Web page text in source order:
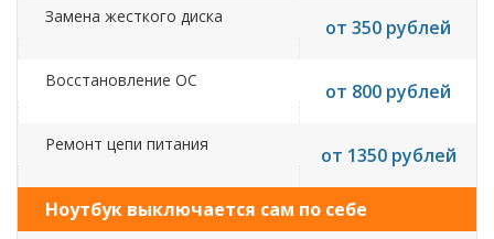
Замена жесткого диска от 350 рублей
Восстановление ОС от 800 рублей
Ремонт цепи питания от 1350 рублей
Ноутбук выключается сам по себе